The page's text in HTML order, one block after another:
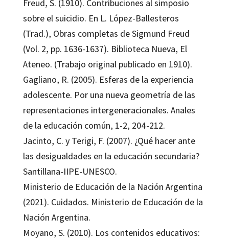
Freud, S. (1910). Contribuciones al simposio
sobre el suicidio. En L. López-Ballesteros
(Trad.), Obras completas de Sigmund Freud
(Vol. 2, pp. 1636-1637). Biblioteca Nueva, El
Ateneo. (Trabajo original publicado en 1910).
Gagliano, R. (2005). Esferas de la experiencia
adolescente. Por una nueva geometría de las
representaciones intergeneracionales. Anales
de la educación común, 1-2, 204-212.
Jacinto, C. y Terigi, F. (2007). ¿Qué hacer ante
las desigualdades en la educación secundaria?
Santillana-IIPE-UNESCO.
Ministerio de Educación de la Nación Argentina
(2021). Cuidados. Ministerio de Educación de la
Nación Argentina.
Moyano, S. (2010). Los contenidos educativos: